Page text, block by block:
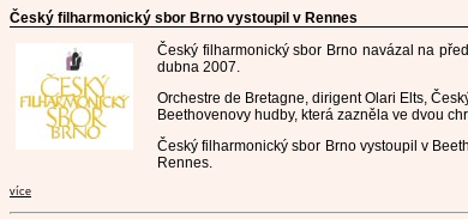
Český filharmonický sbor Brno vystoupil v Rennes
Český filharmonický sbor Brno navázal na
dubna 2007.
Orchestre de Bretagne, dirigent Olari Elts,
Beethovenovy hudby, která zazněla ve dvou
Český filharmonický sbor Brno vystoupil v
Rennes.
více